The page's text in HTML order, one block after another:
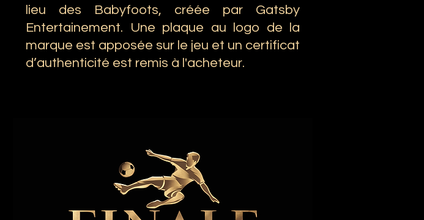
lieu des Babyfoots, créée par Gatsby
Entertainement. Une plaque au logo de la
marque est apposée sur le jeu et un certificat
d’authenticité est remis à l'acheteur.